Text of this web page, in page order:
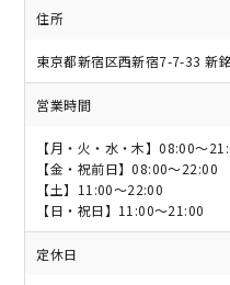
住所
東京都新宿区西新宿7-7-33 新
営業時間
【月・火・水・木】08:00～
【金・祝前日】08:00～22:00
【土】11:00～22:00
【日・祝日】11:00～21:00
定休日